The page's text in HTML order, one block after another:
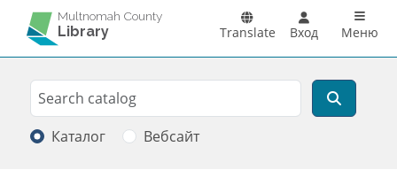
Перейти к основному содержанию
Multnomah County
Library Translate Вход Main
Меню
Search
Поиск
Каталог Вебсайт